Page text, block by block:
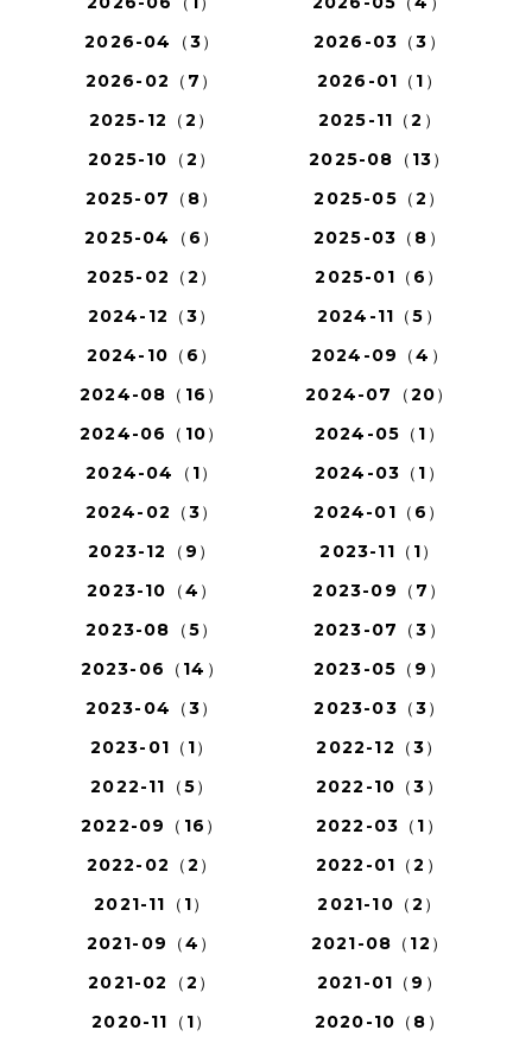
2026-04（3）
2026-03（3）
2026-02（7）
2026-01（1）
2025-12（2）
2025-11（2）
2025-10（2）
2025-08（13）
2025-07（8）
2025-05（2）
2025-04（6）
2025-03（8）
2025-02（2）
2025-01（6）
2024-12（3）
2024-11（5）
2024-10（6）
2024-09（4）
2024-08（16）
2024-07（20）
2024-06（10）
2024-05（1）
2024-04（1）
2024-03（1）
2024-02（3）
2024-01（6）
2023-12（9）
2023-11（1）
2023-10（4）
2023-09（7）
2023-08（5）
2023-07（3）
2023-06（14）
2023-05（9）
2023-04（3）
2023-03（3）
2023-01（1）
2022-12（3）
2022-11（5）
2022-10（3）
2022-09（16）
2022-03（1）
2022-02（2）
2022-01（2）
2021-11（1）
2021-10（2）
2021-09（4）
2021-08（12）
2021-02（2）
2021-01（9）
2020-11（1）
2020-10（8）